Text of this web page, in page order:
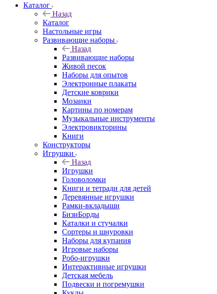
Каталог
Назад
Каталог
Настольные игры
Развивающие наборы
Назад
Развивающие наборы
Живой песок
Наборы для опытов
Электронные плакаты
Детские коврики
Мозаики
Картины по номерам
Музыкальные инструменты
Электровикторины
Книги
Конструкторы
Игрушки
Назад
Игрушки
Головоломки
Книги и тетради для детей
Деревянные игрушки
Рамки-вкладыши
БизиБорды
Каталки и стучалки
Сортеры и шнуровки
Наборы для купания
Игровые наборы
Робо-игрушки
Интерактивные игрушки
Детская мебель
Подвески и погремушки